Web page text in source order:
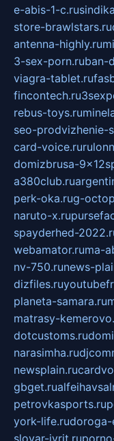
e-abis-1-c.ru
store-brawlstars.ru
antenna-highly.ru
3-sex-porn.ruban-
viagra-tablet.ru
fincontech.ru
rebus-toys.ru
seo-prodvizhenie-
card-voice.ru
domizbrusa-
a380club.ru
perk-oka.rug-
naruto-x.ru
spayderhed-
webamator.ruma-
nv-750.runews-
dizfiles.ru
planeta-samara.ru
matrasy-
dotcustoms.ru
narasimha.ru
newsplain.ru
gbget.ru
petrovkasports.ru
york-life.rudoroga-
slovar-ivrit.ru